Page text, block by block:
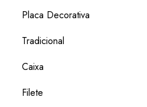
Placa Decorativa
Tradicional
Caixa
Filete